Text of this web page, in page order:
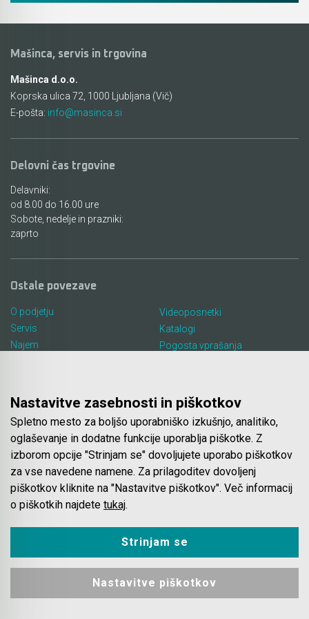
Mašinca, servis in trgovina
Mašinca d.o.o.
Koprska ulica 72, 1000 Ljubljana (Vič)
E-pošta: info@masinca.si
Delovni čas trgovine
Delavniki:
od 8.00 do 16.00 ure
Sobote, nedelje in prazniki:
zaprto
Ostale povezave
O podjetju
Servis
Najem
Videoposnetki
Katalogi
Pogosta vprašanja
Spletna trgovina
Pogoji poslovanja
Plačila
Odstop od nakupa
Dostava
Nastavitve zasebnosti in piškotkov
Spletno mesto za boljšo uporabniško izkušnjo, analitiko,
oglaševanje in dodatne funkcije uporablja piškotke. Z
izborom opcije "Strinjam se" dovoljujete uporabo piškotkov
za vse navedene namene. Za prilagoditev dovoljenj
piškotkov kliknite na "Nastavitve piškotkov". Več informacij
o piškotkih najdete tukaj.
Strinjam se
Nastavitve piškotkov
Akumulatorski vezalci in rezalniki armature &
Akumulatorska mikrovalovna pečica
Akumulatorski čistilniki